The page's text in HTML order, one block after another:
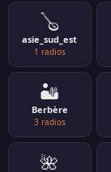
🪕
asie_sud_est
1 radios
🏜️
Berbère
3 radios
🌺